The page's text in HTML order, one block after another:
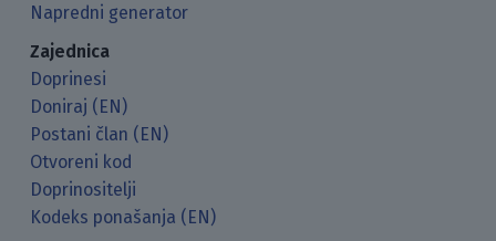
Napredni generator
Zajednica
Doprinesi
Doniraj (EN)
Postani član (EN)
Otvoreni kod
Doprinositelji
Kodeks ponašanja (EN)